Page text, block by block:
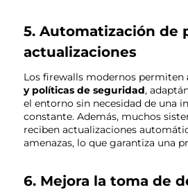
5. Automatización de
actualizaciones
Los firewalls modernos permiten
y políticas de seguridad,
el entorno sin necesidad de una
constante. Además, muchos
reciben actualizaciones
amenazas, lo que garantiza una
6. Mejora la toma de